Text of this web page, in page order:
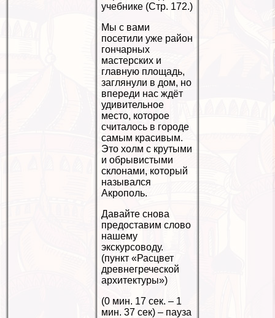
учебнике (Стр. 172.)
Мы с вами
посетили уже район
гончарных
мастерских и
главную площадь,
заглянули в дом, но
впереди нас ждёт
удивительное
место, которое
считалось в городе
самым красивым.
Это холм с крутыми
и обрывистыми
склонами, который
назывался
Акрополь.
Давайте снова
предоставим слово
нашему
экскурсоводу.
(пункт «Расцвет
древнегреческой
архитектуры»)
(0 мин. 17 сек. – 1
мин. 37 сек) – пауза